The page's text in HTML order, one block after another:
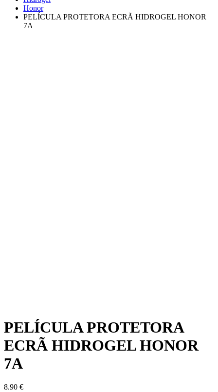
Honor
PELÍCULA PROTETORA ECRÃ HIDROGEL HONOR
7A
PELÍCULA PROTETORA
ECRÃ HIDROGEL HONOR
7A
8.90 €